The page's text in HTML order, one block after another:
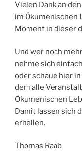
Vielen Dank an
im Ökumenischen
Moment in dieser
Und wer noch
nehme sich
oder schaue hier
dem alle
Ökumenischen
Damit lassen sich
erhellen.
Thomas Raab